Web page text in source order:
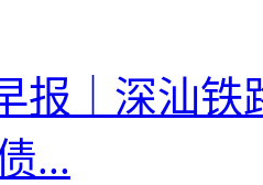
报｜深汕
...